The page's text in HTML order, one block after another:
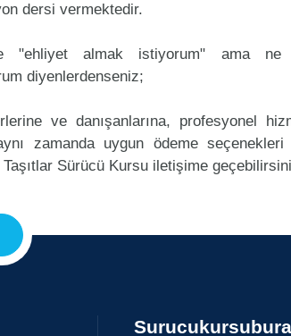
dersi vermektedir.
"ehliyet almak istiyorum" ama ne
diyenlerdenseniz;
ve danışanlarına, profesyonel
zamanda uygun ödeme
Taşıtlar Sürücü Kursu iletişime